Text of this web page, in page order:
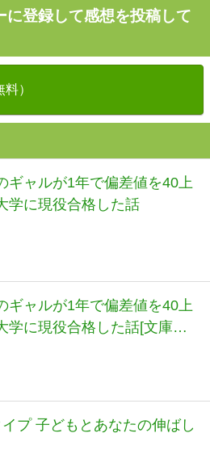
に登録して感想を投稿して
）
ギャルが1年で偏差値を40上
学に現役合格した話
ギャルが1年で偏差値を40上
学に現役合格した話[文庫特
庫)
プ 子どもとあなたの伸ばし